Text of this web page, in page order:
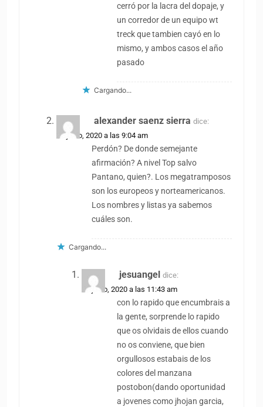
cerró por la lacra del dopaje, y
un corredor de un equipo wt
treck que tambien cayó en lo
mismo, y ambos casos el año
pasado
Cargando...
alexander saenz sierra dice:
23 junio, 2020 a las 9:04 am
Perdón? De donde semejante
afirmación? A nivel Top salvo
Pantano, quien?. Los megatramposos
son los europeos y norteamericanos.
Los nombres y listas ya sabemos
cuáles son.
Cargando...
jesuangel dice:
23 junio, 2020 a las 11:43 am
con lo rapido que encumbrais a
la gente, sorprende lo rapido
que os olvidais de ellos cuando
no os conviene, que bien
orgullosos estabais de los
colores del manzana
postobon(dando oportunidad
a jovenes como jhojan garcia,